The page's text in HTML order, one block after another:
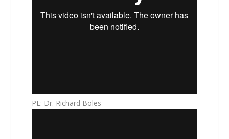
PL: Dr. Richard Boles